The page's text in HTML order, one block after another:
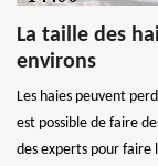
La taille des
environs
Les haies peuvent
est possible de faire
des experts pour faire